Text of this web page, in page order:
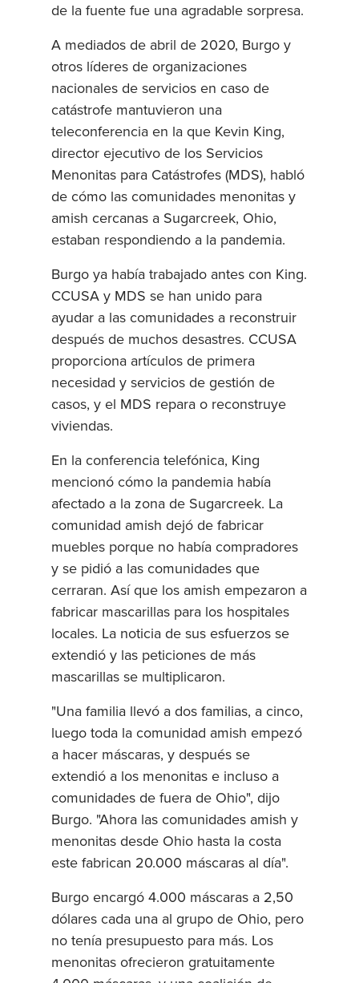
de la fuente fue una agradable sorpresa.
A mediados de abril de 2020, Burgo y
otros líderes de organizaciones
nacionales de servicios en caso de
catástrofe mantuvieron una
teleconferencia en la que Kevin King,
director ejecutivo de los Servicios
Menonitas para Catástrofes (MDS), habló
de cómo las comunidades menonitas y
amish cercanas a Sugarcreek, Ohio,
estaban respondiendo a la pandemia.
Burgo ya había trabajado antes con King.
CCUSA y MDS se han unido para
ayudar a las comunidades a reconstruir
después de muchos desastres. CCUSA
proporciona artículos de primera
necesidad y servicios de gestión de
casos, y el MDS repara o reconstruye
viviendas.
En la conferencia telefónica, King
mencionó cómo la pandemia había
afectado a la zona de Sugarcreek. La
comunidad amish dejó de fabricar
muebles porque no había compradores
y se pidió a las comunidades que
cerraran. Así que los amish empezaron a
fabricar mascarillas para los hospitales
locales. La noticia de sus esfuerzos se
extendió y las peticiones de más
mascarillas se multiplicaron.
"Una familia llevó a dos familias, a cinco,
luego toda la comunidad amish empezó
a hacer máscaras, y después se
extendió a los menonitas e incluso a
comunidades de fuera de Ohio", dijo
Burgo. "Ahora las comunidades amish y
menonitas desde Ohio hasta la costa
este fabrican 20.000 máscaras al día".
Burgo encargó 4.000 máscaras a 2,50
dólares cada una al grupo de Ohio, pero
no tenía presupuesto para más. Los
menonitas ofrecieron gratuitamente